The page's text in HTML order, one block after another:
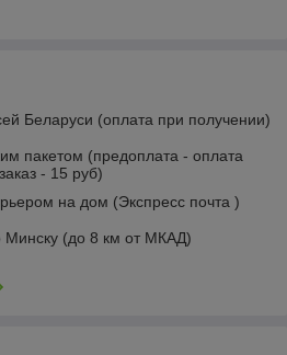
Беларуси (оплата при получении)
пакетом (предоплата - оплата
- 15 руб)
на дом (Экспресс почта )
Минску (до 8 км от МКАД)